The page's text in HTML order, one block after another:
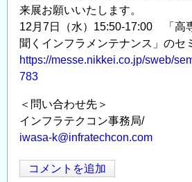
来展お願いいたします。
12月7日（水）15:50-17:00 「高
聞くインフラメンテナンス」のセ
https://messe.nikkei.co.jp/sweb/
783
＜問い合わせ先＞
インフラテクコン事務局/
iwasa-k@infratechcon.com
コメントを追加